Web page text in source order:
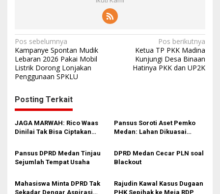
N
a
v
g
a
s
p
o
s
Pos sebelumnya
Kampanye Spontan Mudik
Lebaran 2026 Pakai Mobil
Listrik Dorong Lonjakan
Penggunaan SPKLU
Pos berikutnya
Ketua TP PKK Madina
Kunjungi Desa Binaan
Hatinya PKK dan UP2K
Posting Terkait
JAGA MARWAH: Rico Waas
Dinilai Tak Bisa Ciptakan
Pansus Soroti Aset Pemko
Medan: Lahan Dikuasai
Pansus DPRD Medan Tinjau
Sejumlah Tempat Usaha
DPRD Medan Cecar PLN soal
Blackout
Mahasiswa Minta DPRD Tak
Sekadar Dengar Aspirasi
Rajudin Kawal Kasus Dugaan
PHK Sepihak ke Meja RDP